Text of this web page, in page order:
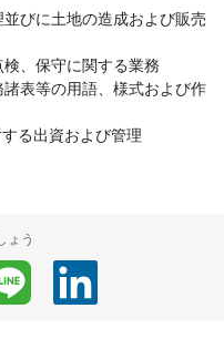
びに土地の造成および販売
、保守に関する業務
表等の用語、様式および作
る出資および管理
ょう